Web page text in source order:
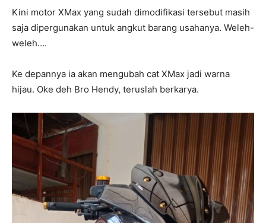
Kini motor XMax yang sudah dimodifikasi tersebut masih
saja dipergunakan untuk angkut barang usahanya. Weleh-
weleh….
Ke depannya ia akan mengubah cat XMax jadi warna
hijau. Oke deh Bro Hendy, teruslah berkarya.